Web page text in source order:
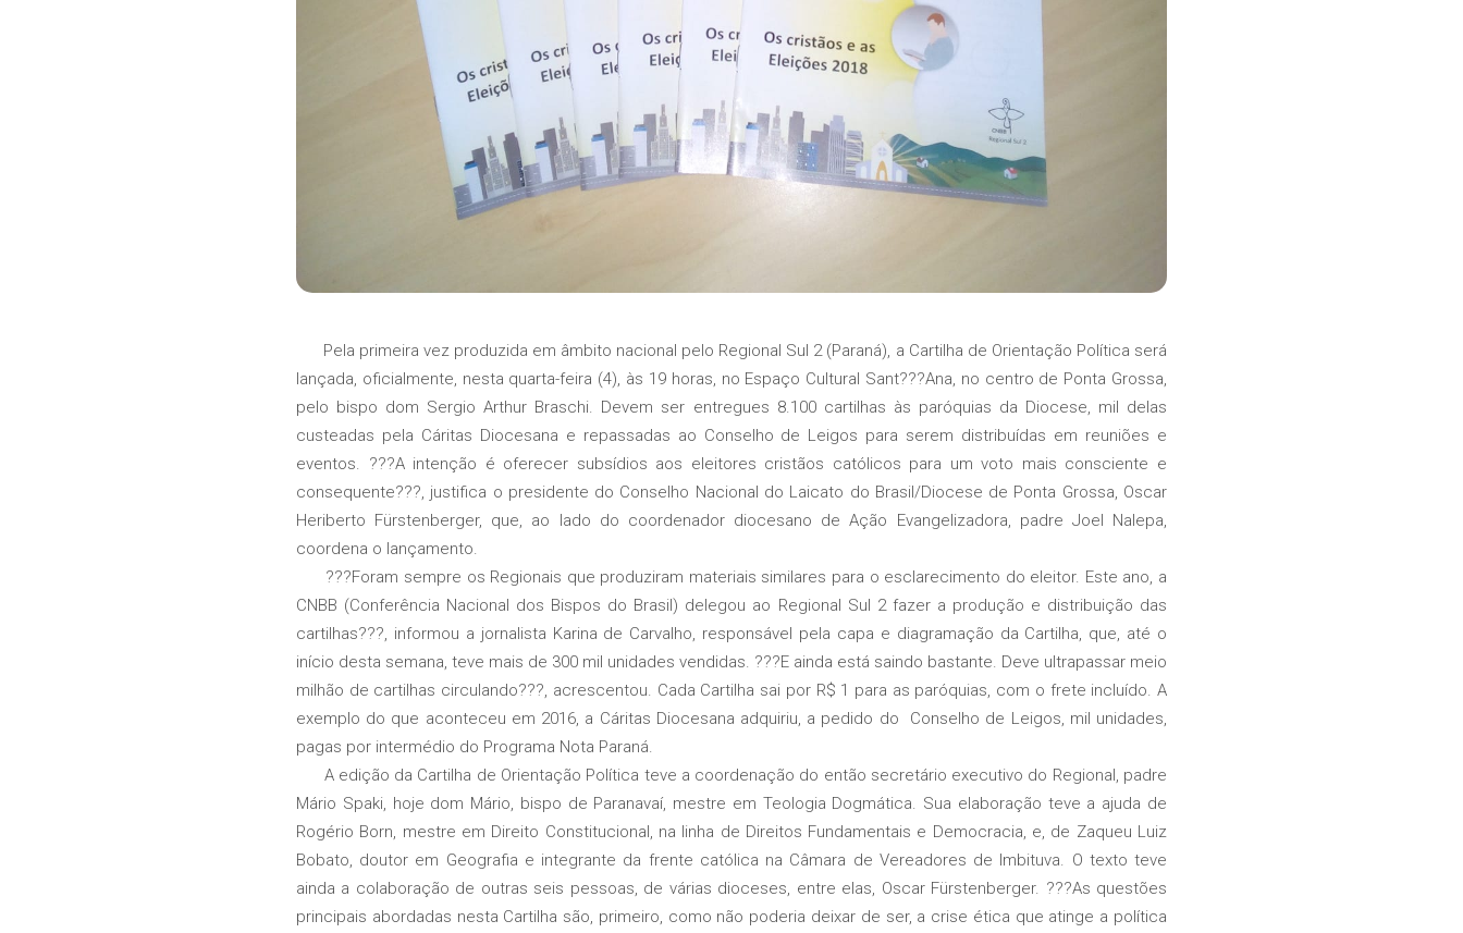
Pela primeira vez produzida em âmbito nacional pelo Regional Sul 2 (Paraná), a Cartilha de Orientação Política será
lançada, oficialmente, nesta quarta-feira (4), às 19 horas, no Espaço Cultural Sant???Ana, no centro de Ponta Grossa,
pelo bispo dom Sergio Arthur Braschi. Devem ser entregues 8.100 cartilhas às paróquias da Diocese, mil delas
custeadas pela Cáritas Diocesana e repassadas ao Conselho de Leigos para serem distribuídas em reuniões e
eventos. ???A intenção é oferecer subsídios aos eleitores cristãos católicos para um voto mais consciente e
consequente???, justifica o presidente do Conselho Nacional do Laicato do Brasil/Diocese de Ponta Grossa, Oscar
Heriberto Fürstenberger, que, ao lado do coordenador diocesano de Ação Evangelizadora, padre Joel Nalepa,
coordena o lançamento.
???Foram sempre os Regionais que produziram materiais similares para o esclarecimento do eleitor. Este ano, a
CNBB (Conferência Nacional dos Bispos do Brasil) delegou ao Regional Sul 2 fazer a produção e distribuição das
cartilhas???, informou a jornalista Karina de Carvalho, responsável pela capa e diagramação da Cartilha, que, até o
início desta semana, teve mais de 300 mil unidades vendidas. ???E ainda está saindo bastante. Deve ultrapassar meio
milhão de cartilhas circulando???, acrescentou. Cada Cartilha sai por R$ 1 para as paróquias, com o frete incluído. A
exemplo do que aconteceu em 2016, a Cáritas Diocesana adquiriu, a pedido do Conselho de Leigos, mil unidades,
pagas por intermédio do Programa Nota Paraná.
A edição da Cartilha de Orientação Política teve a coordenação do então secretário executivo do Regional, padre
Mário Spaki, hoje dom Mário, bispo de Paranavaí, mestre em Teologia Dogmática. Sua elaboração teve a ajuda de
Rogério Born, mestre em Direito Constitucional, na linha de Direitos Fundamentais e Democracia, e, de Zaqueu Luiz
Bobato, doutor em Geografia e integrante da frente católica na Câmara de Vereadores de Imbituva. O texto teve
ainda a colaboração de outras seis pessoas, de várias dioceses, entre elas, Oscar Fürstenberger. ???As questões
principais abordadas nesta Cartilha são, primeiro, como não poderia deixar de ser, a crise ética que atinge a política